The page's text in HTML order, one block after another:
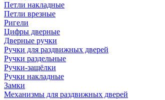
Петли накладные
Петли врезные
Ригели
Цифры дверные
Дверные ручки
Ручки для раздвижных дверей
Ручки раздельные
Ручки-защёлки
Ручки накладные
Замки
Механизмы для раздвижных дверей